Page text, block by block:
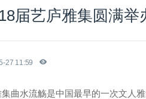
届艺庐雅集圆满举
27 11:59
曲水流觞是中国最早的一次文人